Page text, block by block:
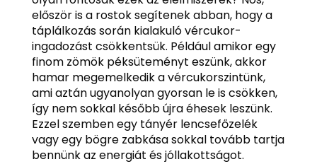
először is a rostok segítenek abban, hogy a
táplálkozás során kialakuló vércukor-
ingadozást csökkentsük. Például amikor egy
finom zömök péksüteményt eszünk, akkor
hamar megemelkedik a vércukorszintünk,
ami aztán ugyanolyan gyorsan le is csökken,
így nem sokkal később újra éhesek leszünk.
Ezzel szemben egy tányér lencsefőzelék
vagy egy bögre zabkása sokkal tovább tartja
bennünk az energiát és jóllakottságot.